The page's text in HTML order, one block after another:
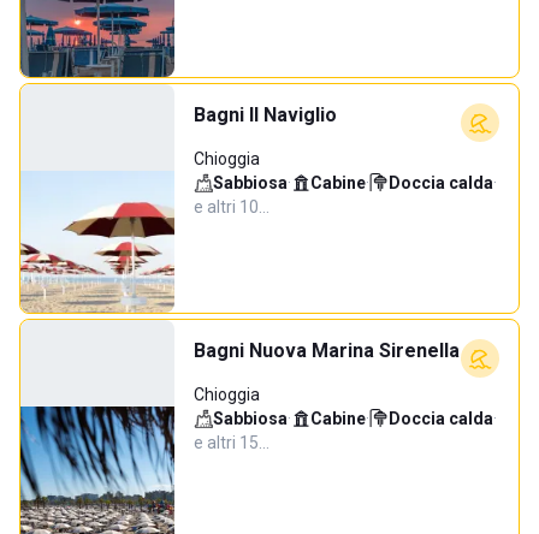
Bagni Il Naviglio
Chioggia
Sabbiosa· Cabine· Doccia calda·
e altri 10…
Bagni Nuova Marina Sirenella
Chioggia
Sabbiosa· Cabine· Doccia calda·
e altri 15…